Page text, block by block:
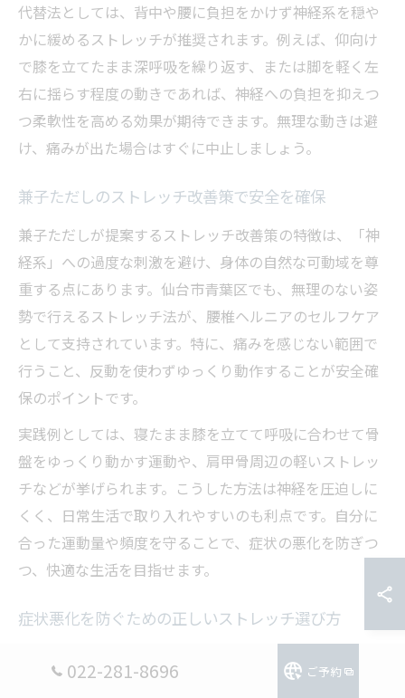
代替法としては、背中や腰に負担をかけず神経系を穏や
かに緩めるストレッチが推奨されます。例えば、仰向け
で膝を立てたまま深呼吸を繰り返す、または脚を軽く左
右に揺らす程度の動きであれば、神経への負担を抑えつ
つ柔軟性を高める効果が期待できます。無理な動きは避
け、痛みが出た場合はすぐに中止しましょう。
兼子ただしのストレッチ改善策で安全を確保
兼子ただしが提案するストレッチ改善策の特徴は、「神
経系」への過度な刺激を避け、身体の自然な可動域を尊
重する点にあります。仙台市青葉区でも、無理のない姿
勢で行えるストレッチ法が、腰椎ヘルニアのセルフケア
として支持されています。特に、痛みを感じない範囲で
行うこと、反動を使わずゆっくり動作することが安全確
保のポイントです。
実践例としては、寝たまま膝を立てて呼吸に合わせて骨
盤をゆっくり動かす運動や、肩甲骨周辺の軽いストレッ
チなどが挙げられます。こうした方法は神経を圧迫しに
くく、日常生活で取り入れやすいのも利点です。自分に
合った運動量や頻度を守ることで、症状の悪化を防ぎつ
つ、快適な生活を目指せます。
症状悪化を防ぐための正しいストレッチ選び方
腰椎ヘルニアの症状悪化を防ぐためには、自分の症状や
身体の状態に合わせたストレッチを選ぶことが重要で
022-281-8696 ご予約